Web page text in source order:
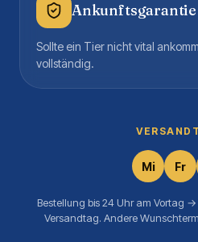
Ankunftsgarantie
Sollte ein Tier nicht vital
vollständig.
Mi Fr
Bestellung bis 24 Uhr am Vortag
Versandtag. Andere